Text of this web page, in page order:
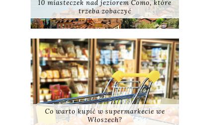
10 miasteczek nad jeziorem Como, które
trzeba zobaczyć
Co warto kupić w supermarkecie we
Włoszech?